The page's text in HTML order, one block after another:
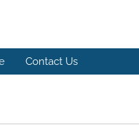
Contact Us